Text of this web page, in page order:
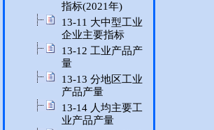
指标(2021年)
13-11 大中型工业
企业主要指标
13-12 工业产品产
量
13-13 分地区工业
产品产量
13-14 人均主要工
业产品产量